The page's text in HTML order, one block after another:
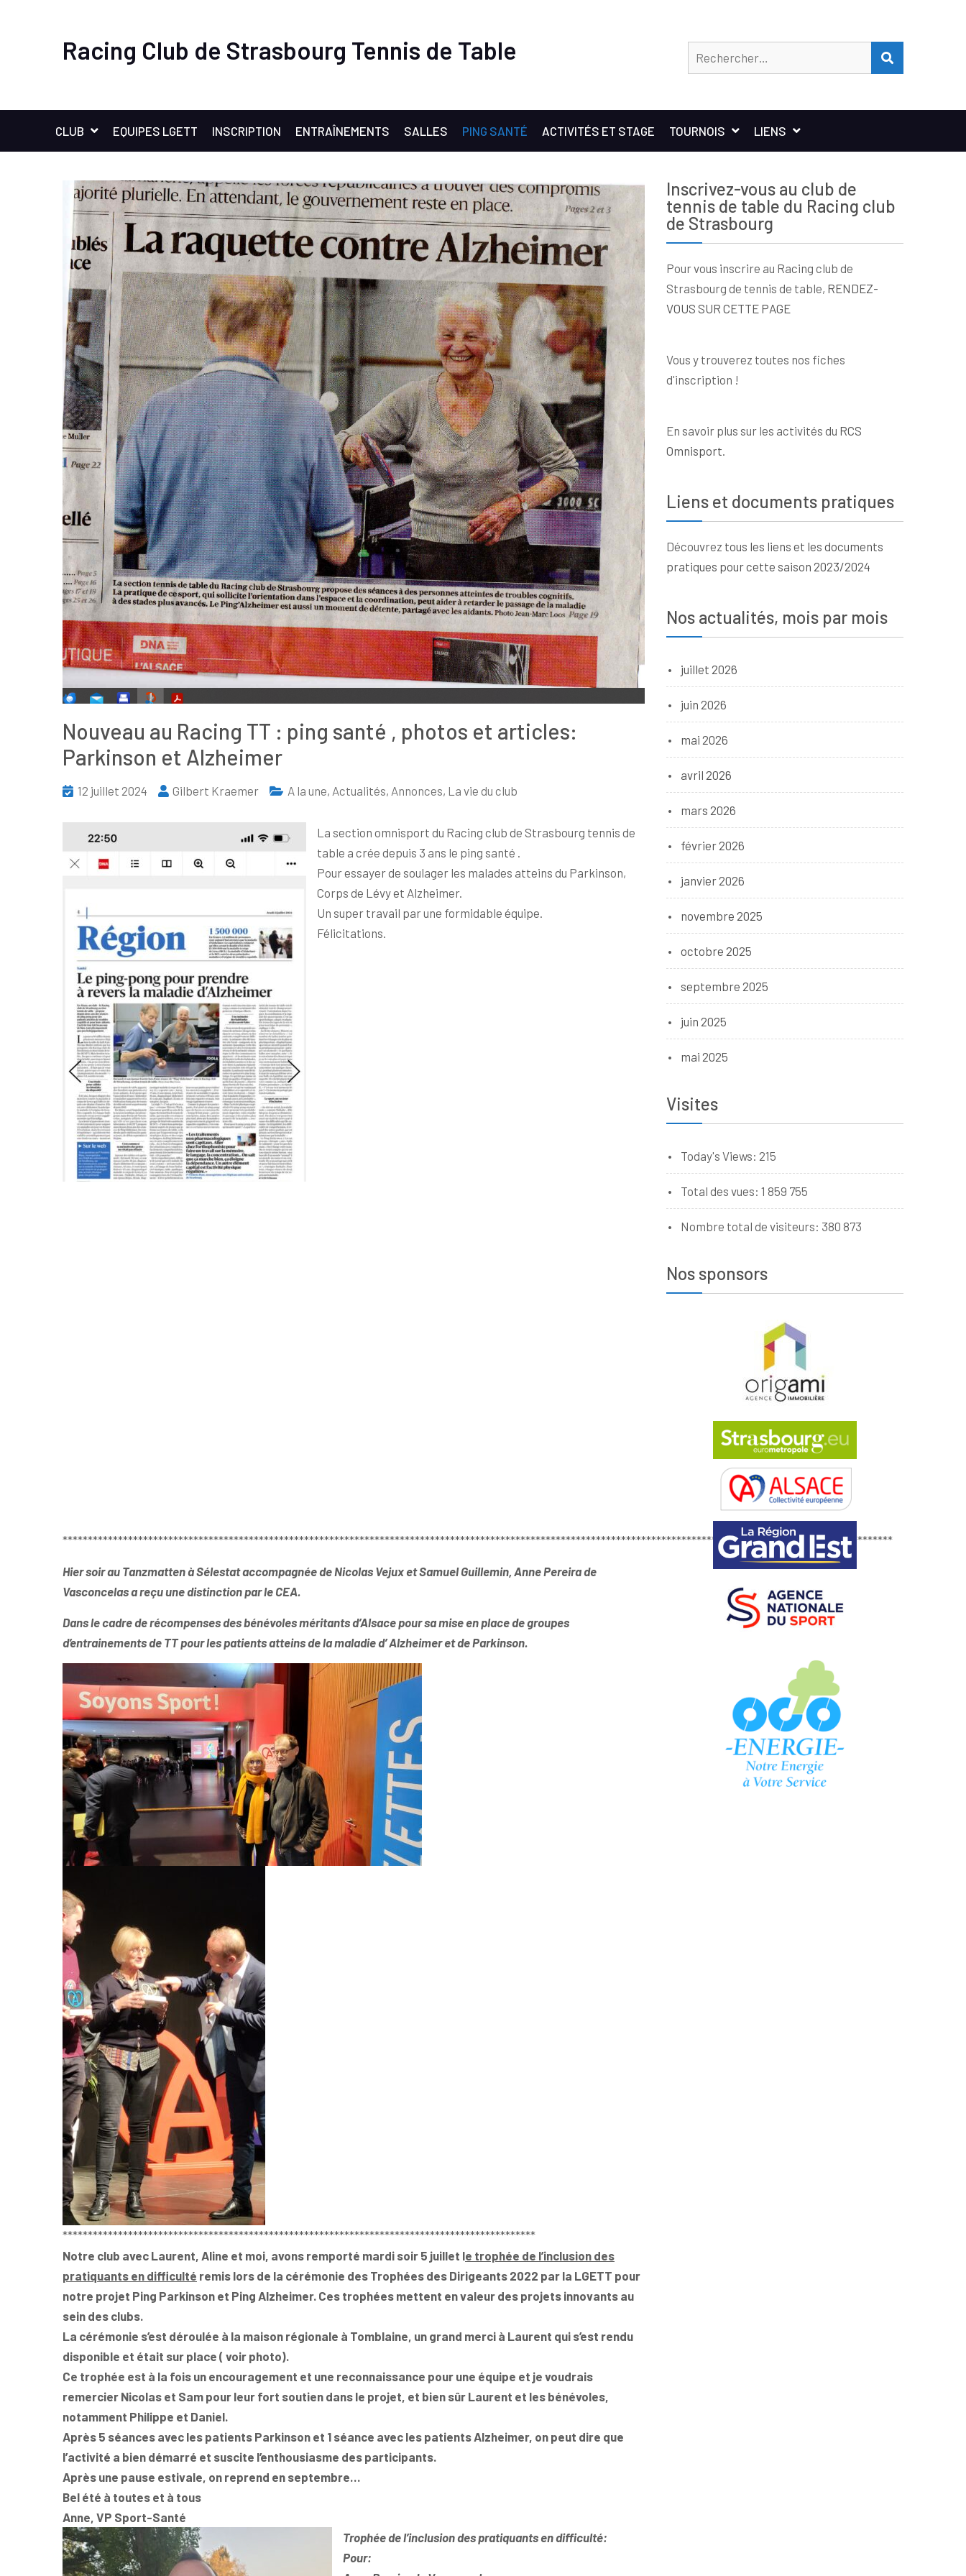
Racing Club de Strasbourg Tennis de Table
CLUB EQUIPES LGETT INSCRIPTION ENTRAÎNEMENTS SALLES PING SANTÉ ACTIVITÉS ET STAGE TOURNOIS LIENS
Nouveau au Racing TT : ping santé , photos et articles:
Parkinson et Alzheimer
12 juillet 2024 Gilbert Kraemer A la une, Actualités, Annonces, La vie du club
La section omnisport du Racing club de Strasbourg tennis de
table a crée depuis 3 ans le ping santé .
Pour essayer de soulager les malades atteins du Parkinson,
Corps de Lévy et Alzheimer.
Un super travail par une formidable équipe.
Félicitations.
*********************************************************************************************************************************************************************
Hier soir au Tanzmatten à Sélestat accompagnée de Nicolas Vejux et Samuel Guillemin, Anne Pereira de
Vasconcelas a reçu une distinction par le CEA.
Dans le cadre de récompenses des bénévoles méritants d’Alsace pour sa mise en place de groupes
d’entrainements de TT pour les patients atteins de la maladie d’ Alzheimer et de Parkinson.
**********************************************************************************************
Notre club avec Laurent, Aline et moi, avons remporté mardi soir 5 juillet le trophée de l’inclusion des
pratiquants en difficulté remis lors de la cérémonie des Trophées des Dirigeants 2022 par la LGETT pour
notre projet Ping Parkinson et Ping Alzheimer. Ces trophées mettent en valeur des projets innovants au
sein des clubs.
La cérémonie s’est déroulée à la maison régionale à Tomblaine, un grand merci à Laurent qui s’est rendu
disponible et était sur place ( voir photo).
Ce trophée est à la fois un encouragement et une reconnaissance pour une équipe et je voudrais
remercier Nicolas et Sam pour leur fort soutien dans le projet, et bien sûr Laurent et les bénévoles,
notamment Philippe et Daniel.
Après 5 séances avec les patients Parkinson et 1 séance avec les patients Alzheimer, on peut dire que
l’activité a bien démarré et suscite l’enthousiasme des participants.
Après une pause estivale, on reprend en septembre…
Bel été à toutes et à tous
Anne, VP Sport-Santé
Trophée de l’inclusion des pratiquants en difficulté:
Pour:
Inscrivez-vous au club de
tennis de table du Racing club
de Strasbourg
Pour vous inscrire au Racing club de
Strasbourg de tennis de table, RENDEZ-
VOUS SUR CETTE PAGE
Vous y trouverez toutes nos fiches
d'inscription !
En savoir plus sur les activités du RCS
Omnisport.
Liens et documents pratiques
Découvrez tous les liens et les documents
pratiques pour cette saison 2023/2024
Nos actualités, mois par mois
juillet 2026
juin 2026
mai 2026
avril 2026
mars 2026
février 2026
janvier 2026
novembre 2025
octobre 2025
septembre 2025
juin 2025
mai 2025
Visites
Today's Views: 215
Total des vues: 1 859 755
Nombre total de visiteurs: 380 873
Nos sponsors